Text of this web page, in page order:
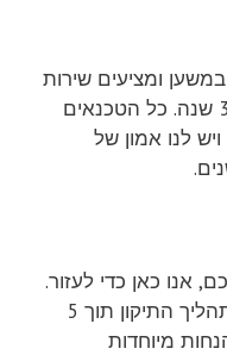
ומציעים שירות
מקצועי ואמין במשך למעלה מ-30 שנה. כל הטכנאים
לנו אמון של
כאן כדי לעזור.
צרו איתנו קשר כעת ונתחיל את תהליך התיקון תוך 5
מיוחדות